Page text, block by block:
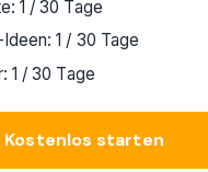
1 / 30 Tage
1 / 30 Tage
1 / 30 Tage
Kostenlos starten